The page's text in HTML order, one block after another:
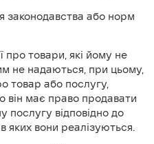
законодавства або норм
про товари, які йому не
не надаються, при цьому,
товар або послугу,
він має право продавати
послугу відповідно до
яких вони реалізуються.